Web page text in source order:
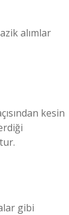
alımlar
kesin
gibi